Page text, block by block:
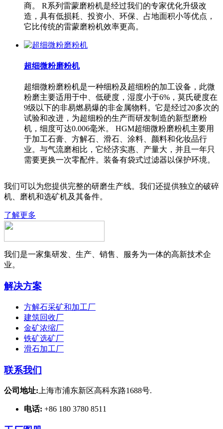
商。 R系列雷蒙磨粉机是经过我们的专家优化升级改
造，具有低损耗、投资小、环保、占地面积小等优点，
它比传统的雷蒙磨粉机效率更高。
超细微粉磨粉机
超细微粉磨粉机是一种细粉及超细粉的加工设备，此微
粉磨主要适用于中、低硬度，湿度小于6%，莫氏硬度在
9级以下的非易燃易爆的非金属物料。它是经过20多次的
试验和改进，为超细粉的生产而研发制造的新型磨粉
机，细度可达0.006毫米。 HGM超细微粉磨粉机主要用
于加工石膏、方解石、滑石、涂料、颜料和化妆品行
业。与气流磨相比，它经济实惠、产量大，并且一年只
需要更换一次零配件。装备有袋式过滤器以保护环境。
我们可以为您提供完整的研磨生产线。我们还提供独立的破碎
机、磨机和选矿机及其备件。
了解更多
我们是一家集研发、生产、销售、服务为一体的高新技术企
业。
解决方案
方解石采矿和加工厂
建筑回收厂
金矿浓缩厂
铁矿选矿厂
滑石加工厂
联系我们
公司地址: 上海市浦东新区高科东路1688号.
电话: +86 180 3780 8511